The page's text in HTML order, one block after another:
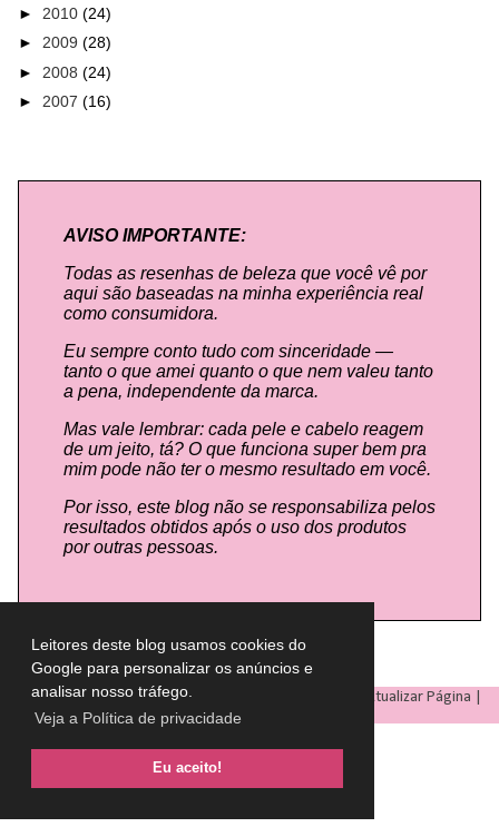
Leitores deste blog usamos cookies do
Google para personalizar os anúncios e
analisar nosso tráfego.
Veja a Política de privacidade
Eu aceito!
► 2010 (24)
► 2009 (28)
► 2008 (24)
► 2007 (16)
AVISO IMPORTANTE:
Todas as resenhas de beleza que você vê por
aqui são baseadas na minha experiência real
como consumidora.
Eu sempre conto tudo com sinceridade —
tanto o que amei quanto o que nem valeu tanto
a pena, independente da marca.
Mas vale lembrar: cada pele e cabelo reagem
de um jeito, tá? O que funciona super bem pra
mim pode não ter o mesmo resultado em você.
Por isso, este blog não se responsabiliza pelos
resultados obtidos após o uso dos produtos
por outras pessoas.
LULU ON THE SKY - Todos os direitos reservados © | Atualizar Página